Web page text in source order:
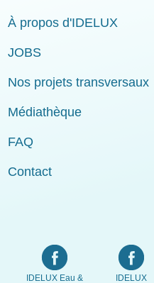
À propos d'IDELUX
JOBS
Nos projets transversaux
Médiathèque
FAQ
Contact
IDELUX Eau &
IDELUX